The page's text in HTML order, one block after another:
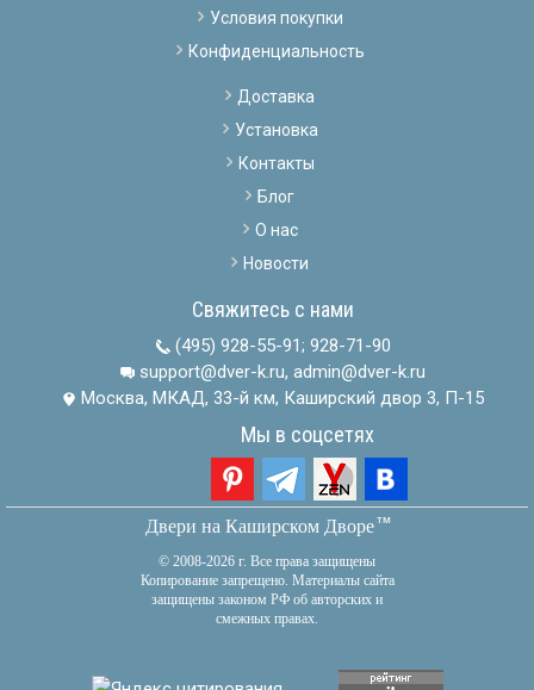
Условия покупки
Конфиденциальность
Доставка
Установка
Контакты
Блог
О нас
Новости
Свяжитесь с нами
(495) 928-55-91; 928-71-90
support@dver-k.ru, admin@dver-k.ru
Москва, МКАД, 33-й км, Каширский двор 3, П-15
Мы в соцсетях
Двери на Каширском Дворетм
© 2008-2026 г. Все права защищены
Копирование запрещено. Материалы сайта
защищены законом РФ об авторских и
смежных правах.